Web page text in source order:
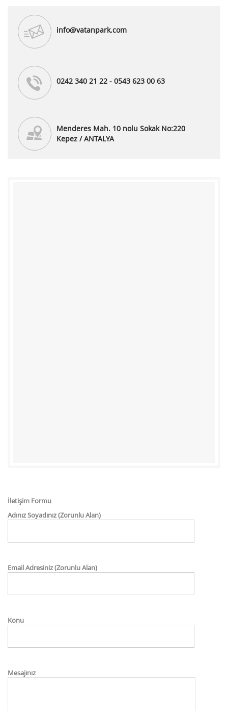
info@vatanpark.com
0242 340 21 22 - 0543 623 00 63
Menderes Mah. 10 nolu Sokak No:220
Kepez / ANTALYA
İletişim Formu
Adınız Soyadınız (Zorunlu Alan)
Email Adresiniz (Zorunlu Alan)
Konu
Mesajınız